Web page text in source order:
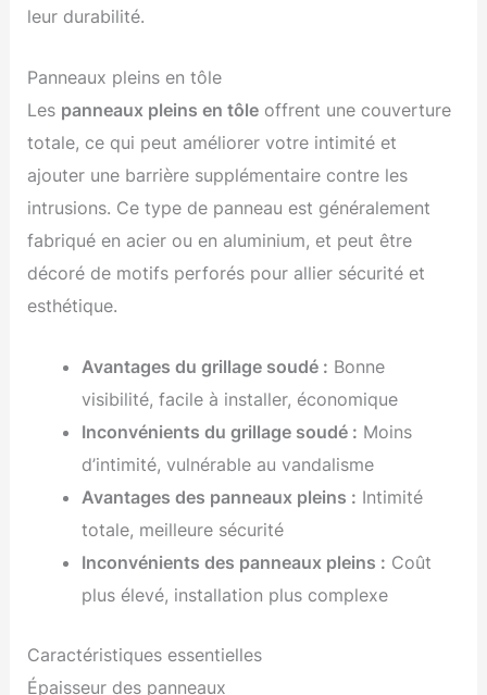
leur durabilité.
Panneaux pleins en tôle
Les panneaux pleins en tôle offrent une couverture
totale, ce qui peut améliorer votre intimité et
ajouter une barrière supplémentaire contre les
intrusions. Ce type de panneau est généralement
fabriqué en acier ou en aluminium, et peut être
décoré de motifs perforés pour allier sécurité et
esthétique.
Avantages du grillage soudé : Bonne
visibilité, facile à installer, économique
Inconvénients du grillage soudé : Moins
d’intimité, vulnérable au vandalisme
Avantages des panneaux pleins : Intimité
totale, meilleure sécurité
Inconvénients des panneaux pleins : Coût
plus élevé, installation plus complexe
Caractéristiques essentielles
Épaisseur des panneaux